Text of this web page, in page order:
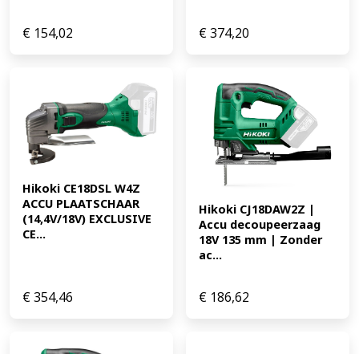
€ 154,02 €374,20
Hikoki CE18DSL W4Z
ACCU PLAATSCHAAR
(14,4V/18V) EXCLUSIVE
CE...
€354,46
Hikoki CJ18DAW2Z |
Accu decoupeerzaag
18V 135 mm | Zonder
ac...
€ 186,62